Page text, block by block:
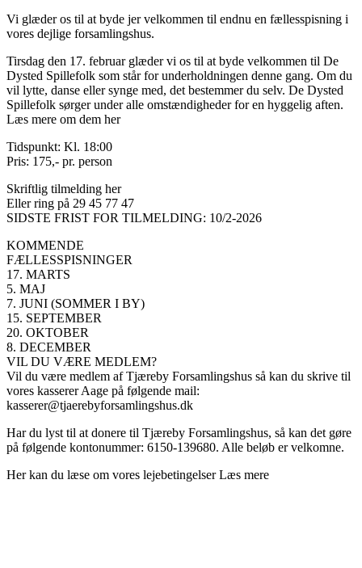
Vi glæder os til at byde jer velkommen til endnu en fællesspisning i
vores dejlige forsamlingshus.
Tirsdag den 17. februar glæder vi os til at byde velkommen til De
Dysted Spillefolk som står for underholdningen denne gang. Om du
vil lytte, danse eller synge med, det bestemmer du selv. De Dysted
Spillefolk sørger under alle omstændigheder for en hyggelig aften.
Læs mere om dem her
Tidspunkt: Kl. 18:00
Pris: 175,- pr. person
Skriftlig tilmelding her
Eller ring på 29 45 77 47
SIDSTE FRIST FOR TILMELDING: 10/2-2026
KOMMENDE
FÆLLESSPISNINGER
17. MARTS
5. MAJ
7. JUNI (SOMMER I BY)
15. SEPTEMBER
20. OKTOBER
8. DECEMBER
VIL DU VÆRE MEDLEM?
Vil du være medlem af Tjæreby Forsamlingshus så kan du skrive til
vores kasserer Aage på følgende mail:
kasserer@tjaerebyforsamlingshus.dk
Har du lyst til at donere til Tjæreby Forsamlingshus, så kan det gøre
på følgende kontonummer: 6150-139680. Alle beløb er velkomne.
Her kan du læse om vores lejebetingelser Læs mere